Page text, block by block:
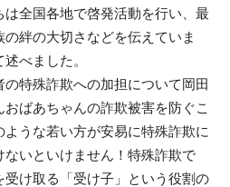
全国各地で啓発活動を行い、最
絆の大切さなどを伝えていま
べました。
特殊詐欺への加担について岡田
ばあちゃんの詐欺被害を防ぐこ
うな若い方が安易に特殊詐欺に
いといけません！特殊詐欺で
け取る「受け子」という役割の